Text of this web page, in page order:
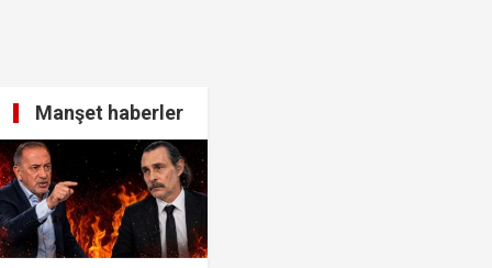
Manşet haberler